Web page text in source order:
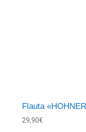
Flauta
29,90€